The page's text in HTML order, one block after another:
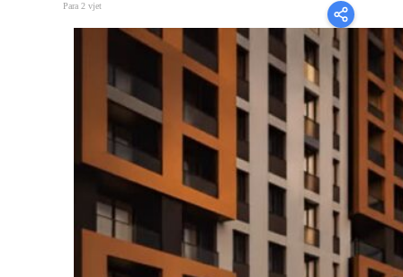
Para 2 vjet